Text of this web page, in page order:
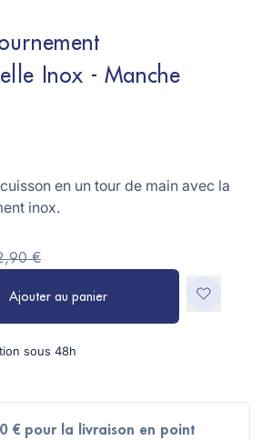
Inox - Manche
en un tour de main avec la
inox.
€
Ajouter au panier
sous 48h
€ pour la livraison en point